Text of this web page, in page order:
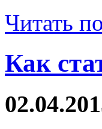
Читать
Как